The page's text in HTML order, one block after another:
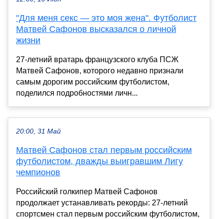
"Для меня секс — это моя жена". Футболист
Матвей Сафонов высказался о личной
жизни
27-летний вратарь французского клуба ПСЖ
Матвей Сафонов, которого недавно признали
самым дорогим российским футболистом,
поделился подробностями личн...
20:00, 31 Май
Матвей Сафонов стал первым российским
футболистом, дважды выигравшим Лигу
чемпионов
Российский голкипер Матвей Сафонов
продолжает устанавливать рекорды: 27-летний
спортсмен стал первым российским футболистом,